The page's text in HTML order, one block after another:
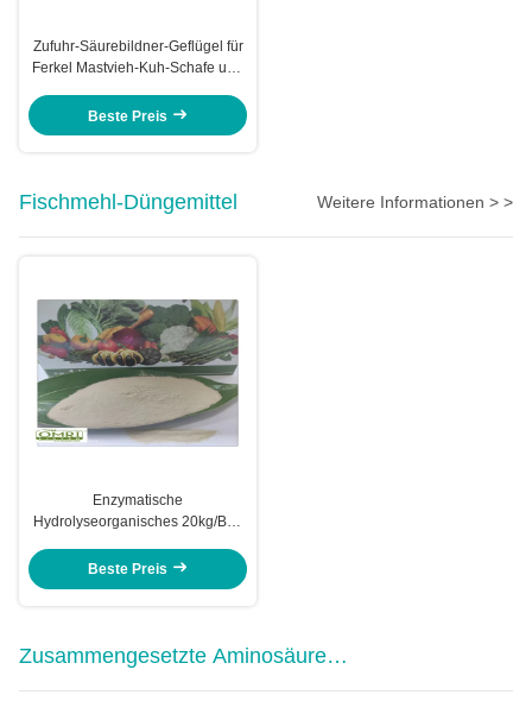
Zufuhr-Säurebildner-Geflügel für
Ferkel Mastvieh-Kuh-Schafe und
Beste Preis
Fischmehl-Düngemittel Weitere Informationen > >
Enzymatische
Hydrolyseorganisches 20kg/Bag
Beste Preis
Zusammengesetzte Aminosäure